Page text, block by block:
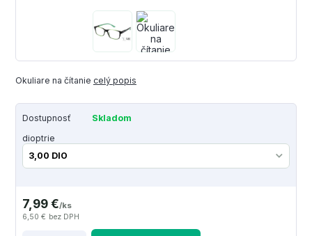
Okuliare na čítanie celý popis
Dostupnosť
Skladom
dioptrie
7,99 €/ks
6,50 € bez DPH